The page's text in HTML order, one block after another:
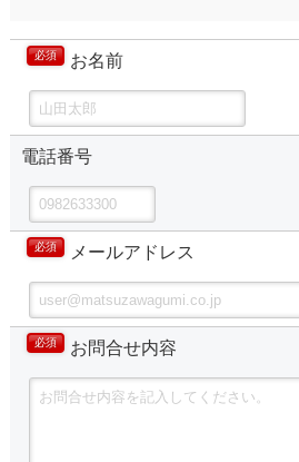
必須 お名前
電話番号
必須 メールアドレス
必須 お問合せ内容